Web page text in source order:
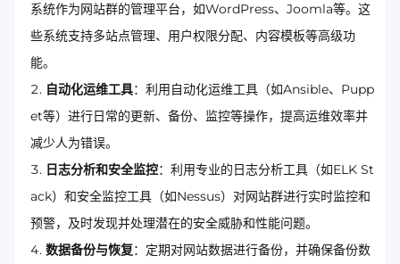
系统作为网站群的管理平台，如WordPress、Joomla等。这
些系统支持多站点管理、用户权限分配、内容模板等高级功
能。
自动化运维工具：利用自动化运维工具（如Ansible、Pupp
et等）进行日常的更新、备份、监控等操作，提高运维效率并
减少人为错误。
日志分析和安全监控：利用专业的日志分析工具（如ELK St
ack）和安全监控工具（如Nessus）对网站群进行实时监控和
预警，及时发现并处理潜在的安全威胁和性能问题。
数据备份与恢复：定期对网站数据进行备份，并确保备份数